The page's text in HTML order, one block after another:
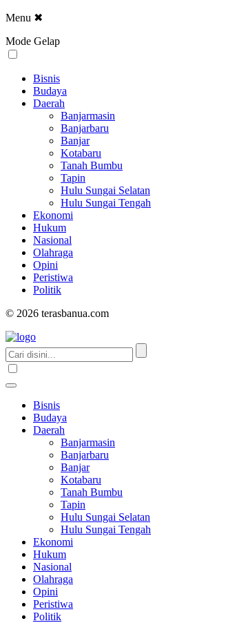
Menu ✖
Mode Gelap
Bisnis
Budaya
Daerah
Banjarmasin
Banjarbaru
Banjar
Kotabaru
Tanah Bumbu
Tapin
Hulu Sungai Selatan
Hulu Sungai Tengah
Ekonomi
Hukum
Nasional
Olahraga
Opini
Peristiwa
Politik
© 2026 terasbanua.com
Bisnis
Budaya
Daerah
Banjarmasin
Banjarbaru
Banjar
Kotabaru
Tanah Bumbu
Tapin
Hulu Sungai Selatan
Hulu Sungai Tengah
Ekonomi
Hukum
Nasional
Olahraga
Opini
Peristiwa
Politik